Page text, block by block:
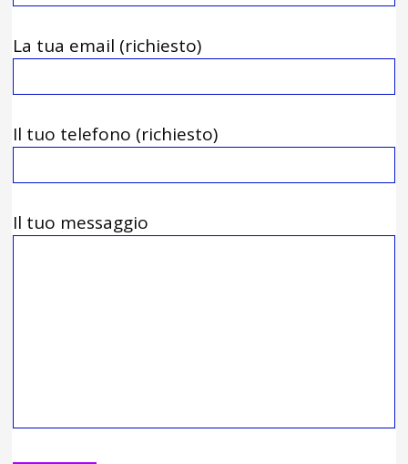
La tua email (richiesto)
Il tuo telefono (richiesto)
Il tuo messaggio